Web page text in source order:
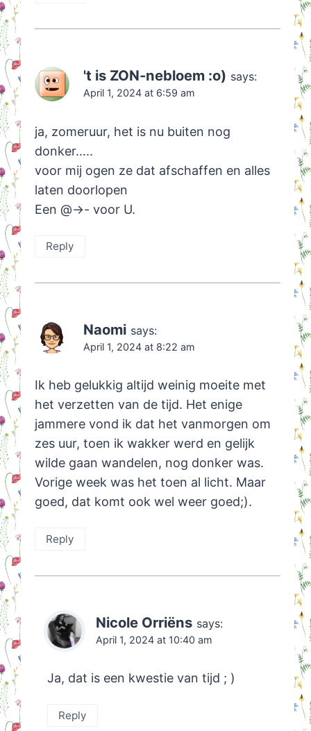
't is ZON-nebloem :o) says:
April 1, 2024 at 6:59 am
ja, zomeruur, het is nu buiten nog
donker…..
voor mij ogen ze dat afschaffen en alles
laten doorlopen
Een @->- voor U.
Reply
Naomi says:
April 1, 2024 at 8:22 am
Ik heb gelukkig altijd weinig moeite met
het verzetten van de tijd. Het enige
jammere vond ik dat het vanmorgen om
zes uur, toen ik wakker werd en gelijk
wilde gaan wandelen, nog donker was.
Vorige week was het toen al licht. Maar
goed, dat komt ook wel weer goed;).
Reply
Nicole Orriëns says:
April 1, 2024 at 10:40 am
Ja, dat is een kwestie van tijd ; )
Reply